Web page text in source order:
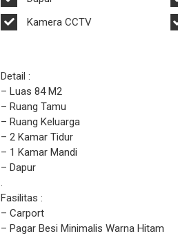
Kamera CCTV
Detail :
– Luas 84 M2
– Ruang Tamu
– Ruang Keluarga
– 2 Kamar Tidur
– 1 Kamar Mandi
– Dapur
.
Fasilitas :
– Carport
– Pagar Besi Minimalis Warna Hitam